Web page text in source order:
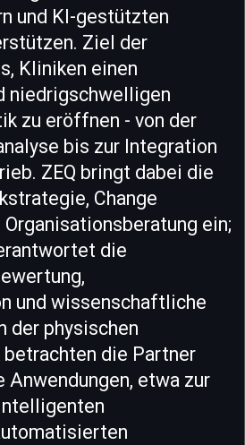
und KI-gestützten
Ziel der
Kliniken einen
niedrigschwelligen
zu eröffnen - von der
bis zur Integration
ZEQ bringt dabei die
Change
ein;
die
und wissenschaftliche
der physischen
die Partner
Anwendungen, etwa zur